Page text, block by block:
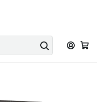
a 49.990 el envio es
Mitos y Leyendas TCG
Primer Bloque Olímpico